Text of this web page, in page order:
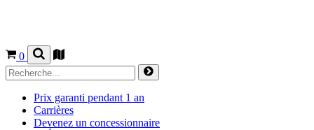
0
Prix garanti pendant 1 an
Carrières
Devenez un concessionnaire